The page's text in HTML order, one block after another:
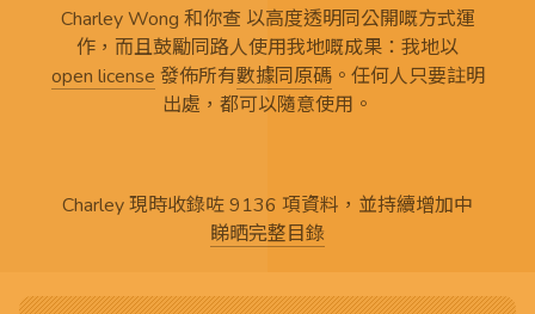
Charley Wong 和你查 以高度透明同公開嘅方式運
作，而且鼓勵同路人使用我地嘅成果：我地以
open license 發佈所有數據同原碼。任何人只要註明
出處，都可以隨意使用。
Charley 現時收錄咗 9136 項資料，並持續增加中
睇晒完整目錄